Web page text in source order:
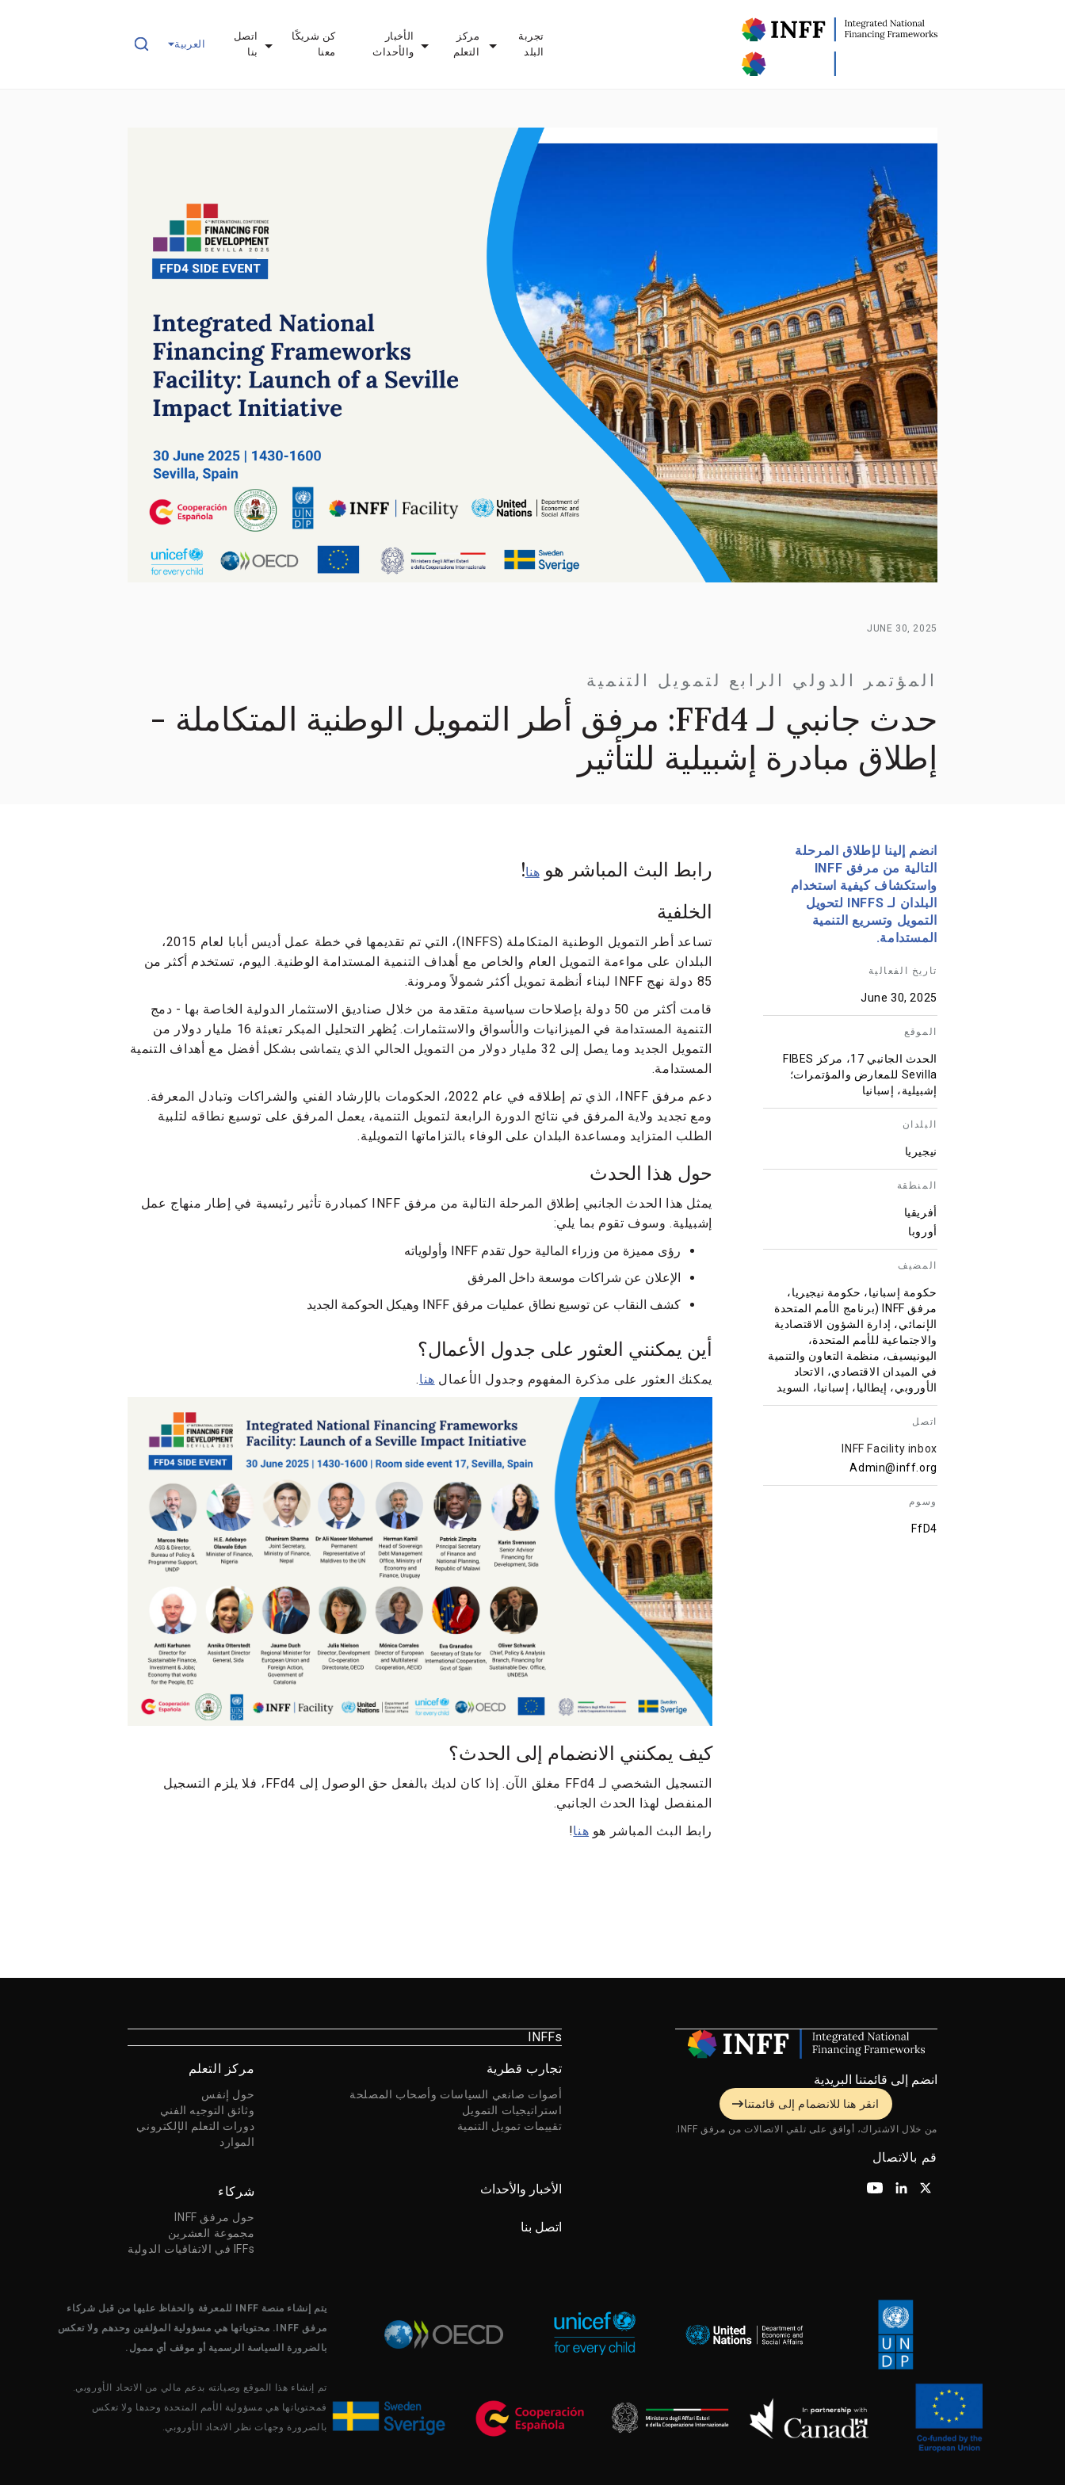
تجربة
البلد
مركز
التعلم
الأخبار
والأحداث
كن شريكًا
معنا
اتصل
بنا
العربية
JUNE 30, 2025
المؤتمر الدولي الرابع لتمويل التنمية
حدث جانبي لـ FFd4: مرفق أطر التمويل الوطنية المتكاملة -
إطلاق مبادرة إشبيلية للتأثير
انضم إلينا لإطلاق المرحلة
التالية من مرفق INFF
واستكشاف كيفية استخدام
البلدان لـ INFFS لتحويل
التمويل وتسريع التنمية
المستدامة.
تاريخ الفعالية
June 30, 2025
الموقع
الحدث الجانبي 17، مركز FIBES
Sevilla للمعارض والمؤتمرات؛
إشبيلية، إسبانيا
البلدان
نيجيريا
المنطقة
أفريقيا
أوروبا
المضيف
حكومة إسبانيا، حكومة نيجيريا،
مرفق INFF (برنامج الأمم المتحدة
الإنمائي، إدارة الشؤون الاقتصادية
والاجتماعية للأمم المتحدة،
اليونيسيف، منظمة التعاون والتنمية
في الميدان الاقتصادي، الاتحاد
الأوروبي، إيطاليا، إسبانيا، السويد
اتصل
INFF Facility inbox
Admin@inff.org
وسوم
FfD4
رابط البث المباشر هوهنا!
الخلفية
تساعد أطر التمويل الوطنية المتكاملة (INFFS)، التي تم تقديمها في خطة عمل أديس أبابا لعام 2015،
البلدان على مواءمة التمويل العام والخاص مع أهداف التنمية المستدامة الوطنية. اليوم، تستخدم أكثر من
85 دولة نهج INFF لبناء أنظمة تمويل أكثر شمولاً ومرونة.
قامت أكثر من 50 دولة بإصلاحات سياسية متقدمة من خلال صناديق الاستثمار الدولية الخاصة بها - دمج
التنمية المستدامة في الميزانيات والأسواق والاستثمارات. يُظهر التحليل المبكر تعبئة 16 مليار دولار من
التمويل الجديد وما يصل إلى 32 مليار دولار من التمويل الحالي الذي يتماشى بشكل أفضل مع أهداف التنمية
المستدامة.
دعم مرفق INFF، الذي تم إطلاقه في عام 2022، الحكومات بالإرشاد الفني والشراكات وتبادل المعرفة.
ومع تجديد ولاية المرفق في نتائج الدورة الرابعة لتمويل التنمية، يعمل المرفق على توسيع نطاقه لتلبية
الطلب المتزايد ومساعدة البلدان على الوفاء بالتزاماتها التمويلية.
حول هذا الحدث
يمثل هذا الحدث الجانبي إطلاق المرحلة التالية من مرفق INFF كمبادرة تأثير رئيسية في إطار منهاج عمل
إشبيلية. وسوف تقوم بما يلي:
رؤى مميزة من وزراء المالية حول تقدم INFF وأولوياته
الإعلان عن شراكات موسعة داخل المرفق
كشف النقاب عن توسيع نطاق عمليات مرفق INFF وهيكل الحوكمة الجديد
أين يمكنني العثور على جدول الأعمال؟
يمكنك العثور على مذكرة المفهوم وجدول الأعمال هنا.
كيف يمكنني الانضمام إلى الحدث؟
التسجيل الشخصي لـ FFd4 مغلق الآن. إذا كان لديك بالفعل حق الوصول إلى FFd4، فلا يلزم التسجيل
المنفصل لهذا الحدث الجانبي.
رابط البث المباشر هو هنا!
انضم إلى قائمتنا البريدية
انقر هنا للانضمام إلى قائمتنا
من خلال الاشتراك، أوافق على تلقي الاتصالات من مرفق INFF.
قم بالاتصال
INFFs
تجارب قطرية
أصوات صانعي السياسات وأصحاب المصلحة
استراتيجيات التمويل
تقييمات تمويل التنمية
مركز التعلم
حول إنفس
وثائق التوجيه الفني
دورات التعلم الإلكتروني
الموارد
الأخبار والأحداث شركاء
حول مرفق INFF
مجموعة العشرين
IFFs في الاتفاقيات الدولية
اتصل بنا
يتم إنشاء منصة INFF للمعرفة والحفاظ عليها من قبل شركاء
مرفق INFF. محتوياتها هي مسؤولية المؤلفين وحدهم ولا تعكس
بالضرورة السياسة الرسمية أو موقف أي ممول.
تم إنشاء هذا الموقع وصيانته بدعم مالي من الاتحاد الأوروبي.
فمحتوياتها هي مسؤولية الأمم المتحدة وحدها ولا تعكس
بالضرورة وجهات نظر الاتحاد الأوروبي.